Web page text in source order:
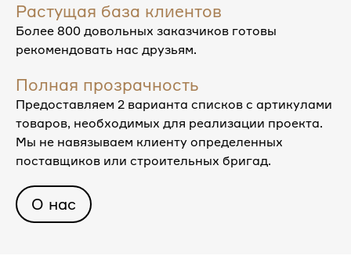
Растущая база клиентов
Более 800 довольных заказчиков готовы
рекомендовать нас друзьям.
Полная прозрачность
Предоставляем 2 варианта списков с артикулами
товаров, необходимых для реализации проекта.
Мы не навязываем клиенту определенных
поставщиков или строительных бригад.
О нас